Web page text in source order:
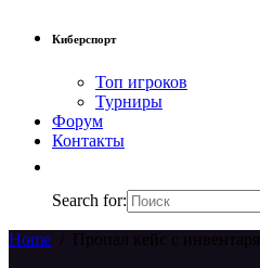
Киберспорт
Топ игроков
Турниры
Форум
Контакты
Search for:
Home Пропал кейс с инвентаря